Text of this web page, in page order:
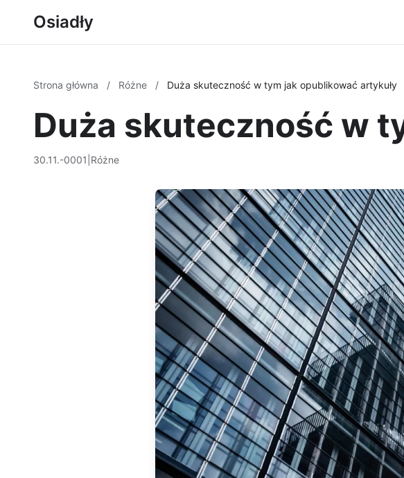
Osiadły
Strona główna / Różne / Duża skuteczność w tym jak opublikować artykuły
Duża skuteczność w
30.11.-0001 Różne